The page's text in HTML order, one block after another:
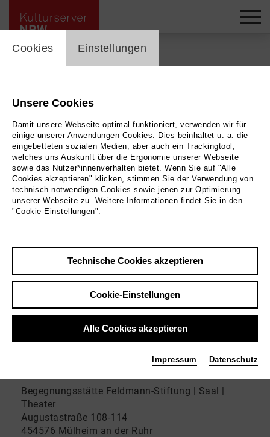
Begegnungsstätte
Feldmann-Stiftung | Saal |
Theater
Tel.: +49 208 408023
feldmannstiftung@muelheim-ruhr.de
feldmannstiftung.de
HomePage
Begegnungsstätte Feldmann-Stiftung | Saal |
Theater
Augustastraße 108-114
454576 Mülheim an der Ruhr
cookie_layer
Cookies Einstellungen
Unsere Cookies
Damit unsere Webseite optimal funktioniert, verwenden wir für
einige unserer Anwendungen Cookies. Dies beinhaltet u. a. die
eingebetteten sozialen Medien, aber auch ein Trackingtool,
welches uns Auskunft über die Ergonomie unserer Webseite
sowie das Nutzer*innenverhalten bietet. Wenn Sie auf "Alle
Cookies akzeptieren" klicken, stimmen Sie der Verwendung von
technisch notwendigen Cookies sowie jenen zur Optimierung
unserer Webseite zu. Weitere Informationen findet Sie in den
"Cookie-Einstellungen".
Technische Cookies akzeptieren
Cookie-Einstellungen
Alle Cookies akzeptieren
Impressum Datenschutz